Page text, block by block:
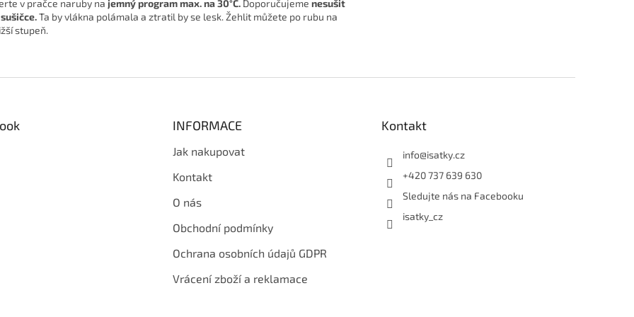
v pračce naruby na jemný programmax. na 30°C. Doporučujeme nesušit
Ta by vlákna polámala a ztratil by se lesk. Žehlit můžete po rubu na
stupeň.
INFORMACE
Jak nakupovat
Kontakt
O nás
Obchodní podmínky
Ochrana osobních údajů GDPR
Vrácení zboží a reklamace
Kontakt
info@isatky.cz
+420 737 639 630
Sledujte nás na Facebooku
isatky_cz